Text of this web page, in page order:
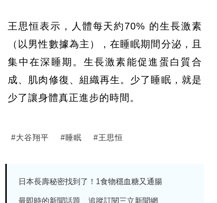
王思恒表示，人體每天約70% 的生長激素
（以男性數據為主），在睡眠期間分泌，且
集中在深睡期。生長激素能促進蛋白質合
成、肌肉修復、組織再生。少了睡眠，就是
少了讓身體真正進步的時間。
#大谷翔平 #睡眠 #王思恒
日本長壽秘密找到了！1食物穩血糖又通腸
最即時的新聞話題 追蹤訂閱三立新聞網